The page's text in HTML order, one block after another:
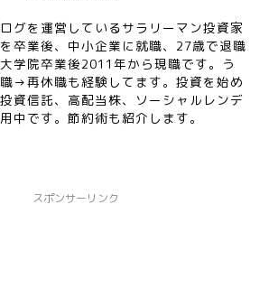
グを運営しているサラリーマン投資家
卒業後、中小企業に就職、27歳で退職
学院卒業後2011年から現職です。う
→再休職も経験してます。投資を始め
資信託、高配当株、ソーシャルレンデ
中です。節約術も紹介します。
スポンサーリンク